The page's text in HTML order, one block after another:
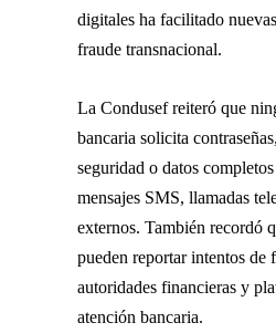
digitales ha facilitado
fraude transnacional.
La Condusef reiteró que
bancaria solicita
seguridad o datos
mensajes SMS, llamadas
externos. También recordó
pueden reportar intentos de
autoridades financieras y
atención bancaria.